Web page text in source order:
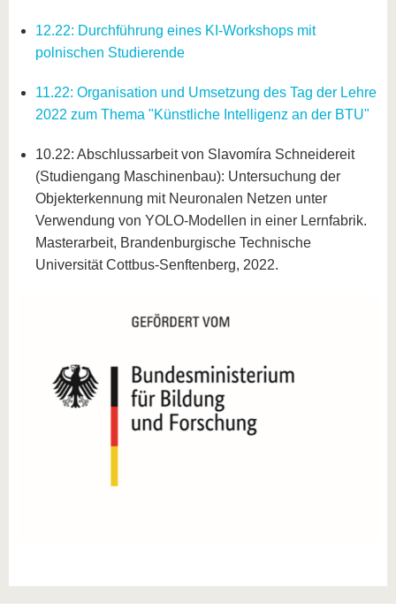
12.22: Durchführung eines KI-Workshops mit
polnischen Studierende
11.22: Organisation und Umsetzung des Tag der Lehre
2022 zum Thema "Künstliche Intelligenz an der BTU"
10.22: Abschlussarbeit von Slavomíra Schneidereit
(Studiengang Maschinenbau): Untersuchung der
Objekterkennung mit Neuronalen Netzen unter
Verwendung von YOLO-Modellen in einer Lernfabrik.
Masterarbeit, Brandenburgische Technische
Universität Cottbus-Senftenberg, 2022.